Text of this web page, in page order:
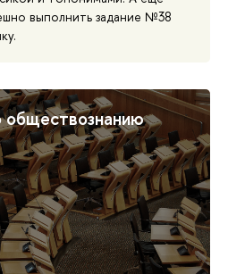
выполнить задание №38